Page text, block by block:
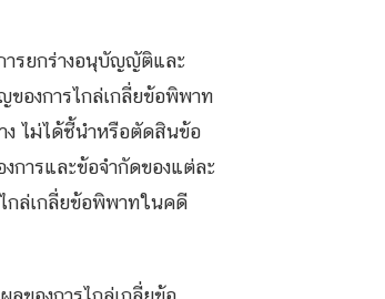
รยกร่างอนุบัญญัติและ
องการไกล่เกลี่ยข้อพิพาท
ไม่ได้ชี้นำหรือตัดสินข้อ
การและข้อจำกัดของแต่ละ
กล่เกลี่ยข้อพิพาทในคดี